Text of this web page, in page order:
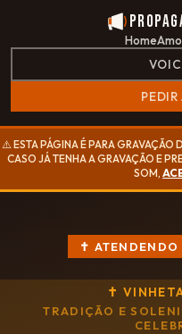
Home
PEDIR
⚠️ ESTA PÁGINA É PARA GRAVAÇÃO
CASO JÁ TENHA A GRAVAÇÃO E
SOM,
✝
✝
TRADIÇÃO E